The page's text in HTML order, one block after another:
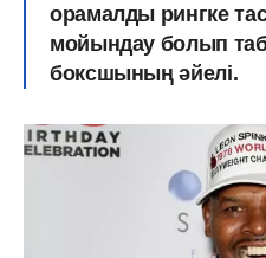
орамалды рингке
мойындау болып
боксшының әйелі.